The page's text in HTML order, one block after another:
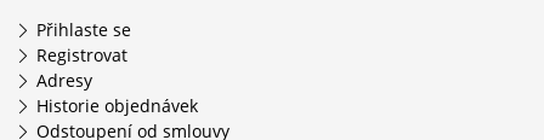
Přihlaste se
Registrovat
Adresy
Historie objednávek
Odstoupení od smlouvy